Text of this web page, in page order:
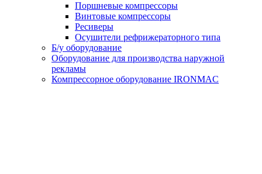
Поршневые компрессоры
Винтовые компрессоры
Ресиверы
Осушители рефрижераторного типа
Б/у оборудование
Оборудование для производства наружной
рекламы
Компрессорное оборудование IRONMAC